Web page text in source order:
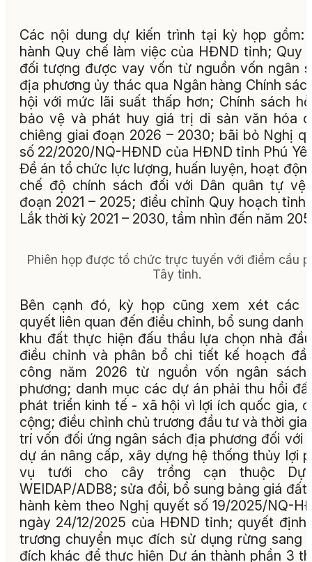
Các nội dung dự kiến trình tại kỳ họp gồm:
hành Quy chế làm việc của HĐND tỉnh; Quy
đối tượng được vay vốn từ nguồn vốn ngân
địa phương ủy thác qua Ngân hàng Chính
hội với mức lãi suất thấp hơn; Chính sách
bảo vệ và phát huy giá trị di sản văn hóa
chiêng giai đoạn 2026 – 2030; bãi bỏ Nghị
số 22/2020/NQ-HĐND của HĐND tỉnh Phú
Đề án tổ chức lực lượng, huấn luyện, hoạt
chế độ chính sách đối với Dân quân tự vệ
đoạn 2021 – 2025; điều chỉnh Quy hoạch tỉnh
Lắk thời kỳ 2021 – 2030, tầm nhìn đến năm
Phiên họp được tổ chức trực tuyến với điểm cầu
Tây tỉnh.
Bên cạnh đó, kỳ họp cũng xem xét các
quyết liên quan đến điều chỉnh, bổ sung danh
khu đất thực hiện đấu thầu lựa chọn nhà
điều chỉnh và phân bổ chi tiết kế hoạch
công năm 2026 từ nguồn vốn ngân sách
phương; danh mục các dự án phải thu hồi
phát triển kinh tế - xã hội vì lợi ích quốc gia,
cộng; điều chỉnh chủ trương đầu tư và thời
trí vốn đối ứng ngân sách địa phương đối với
dự án nâng cấp, xây dựng hệ thống thủy lợi
vụ tưới cho cây trồng cạn thuộc Dự
WEIDAP/ADB8; sửa đổi, bổ sung bảng giá đất
hành kèm theo Nghị quyết số 19/2025/NQ-
ngày 24/12/2025 của HĐND tỉnh; quyết định
trương chuyển mục đích sử dụng rừng sang
đích khác để thực hiện Dự án thành phần 3